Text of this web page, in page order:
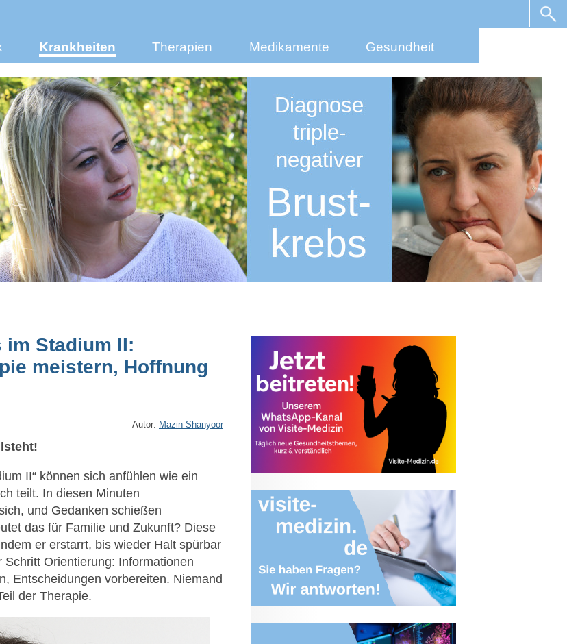
Krankheiten Therapien Medikamente Gesundheit
Stadium II:
meistern, Hoffnung
Autor: Mazin Shanyoor
II“ können sich anfühlen wie ein
teilt. In diesen Minuten
und Gedanken schießen
das für Familie und Zukunft? Diese
er erstarrt, bis wieder Halt spürbar
Orientierung: Informationen
Entscheidungen vorbereiten. Niemand
der Therapie.